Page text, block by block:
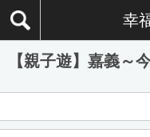
幸
【親子遊】嘉義～